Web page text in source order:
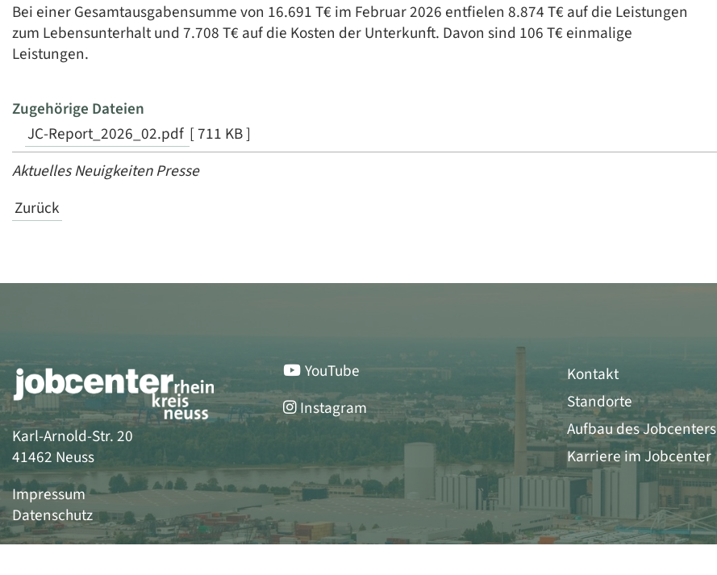
Bei einer Gesamtausgabensumme von 16.691 T€ im Februar 2026 entfielen 8.874 T€ auf die Leistungen
zum Lebensunterhalt und 7.708 T€ auf die Kosten der Unterkunft. Davon sind 106 T€ einmalige
Leistungen.
Zugehörige Dateien
JC-Report_2026_02.pdf [ 711 KB ]
Aktuelles Neuigkeiten Presse
Zurück
Karl-Arnold-Str. 20
41462 Neuss
Impressum
Datenschutz
YouTube
Instagram
Kontakt
Standorte
Aufbau des Jobcenters
Karriere im Jobcenter